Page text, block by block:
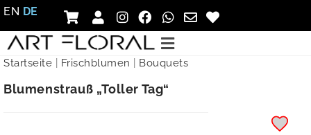
EN DE
Startseite Frischblumen Bouquets
Blumenstrauß „Toller Tag“